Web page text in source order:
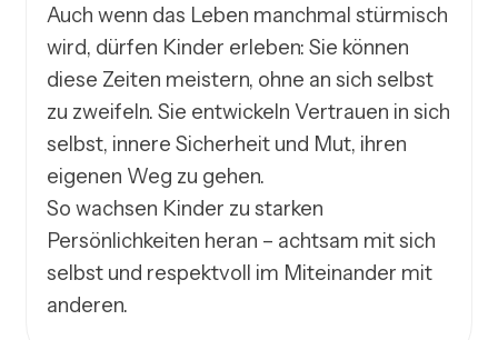
Auch wenn das Leben manchmal stürmisch
wird, dürfen Kinder erleben: Sie können
diese Zeiten meistern, ohne an sich selbst
zu zweifeln. Sie entwickeln Vertrauen in sich
selbst, innere Sicherheit und Mut, ihren
eigenen Weg zu gehen.
So wachsen Kinder zu starken
Persönlichkeiten heran – achtsam mit sich
selbst und respektvoll im Miteinander mit
anderen.